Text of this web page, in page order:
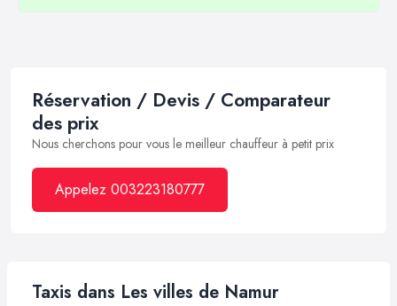
Réservation / Devis / Comparateur
des prix
Nous cherchons pour vous le meilleur chauffeur à petit prix
Appelez 003223180777
Taxis dans Les villes de Namur